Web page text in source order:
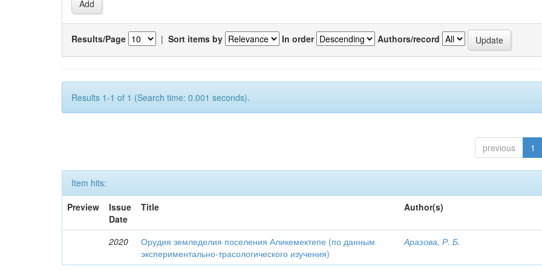
Results/Page | Sort items by In order Authors/record
Results 1-1 of 1 (Search time: 0.001 seconds).
previous 1
Item hits:
Preview
Issue
Date
Title Author(s)
2020
Орудия земледелия поселения Аликемектепе (по данным
экспериментально-трасологического изучения)
Аразова, Р. Б.